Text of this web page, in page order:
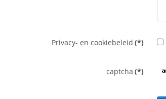
Privacy- en cookiebeleid (*)
captcha (*)